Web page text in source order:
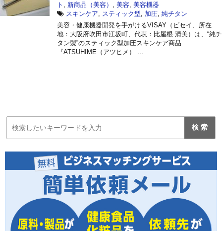
ト
新商品（美容） 美容 美容機器
スキンケア
スティック型 加圧 純チタン
美容・健康機器開発を手がけるVISAY（ビセイ、所在
地：大阪府吹田市江坂町、代表：比屋根 清美）は、“純チ
タン製”のスティック型加圧スキンケア商品
『ATSUHIME（アツヒメ） …